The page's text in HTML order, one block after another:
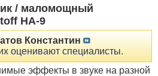
/ маломощный
HA-9
Константин
оценивают специалисты.
эффекты в звуке на разной